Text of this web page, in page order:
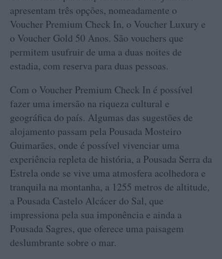
apresentam três opções, nomeadamente o
Voucher Premium Check In, o Voucher Luxury e
o Voucher Gold 50 Anos. São vouchers que
permitem usufruir de uma a duas noites de
estadia, com reserva para duas pessoas.
Com o Voucher Premium Check In é possível
fazer uma imersão na riqueza cultural e
geográfica do país. Algumas das sugestões de
alojamento passam pela Pousada Mosteiro
Guimarães, onde é possível vivenciar uma
experiência repleta de história, a Pousada Serra da
Estrela onde se vive uma atmosfera acolhedora e
tranquila na montanha, a 1255 metros de altitude,
a Pousada Castelo Alcácer do Sal, que
impressiona pela sua imponência e ainda a
Pousada Sagres, que oferece uma paisagem
deslumbrante sobre o mar.